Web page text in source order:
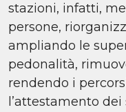
stazioni, infatti,
persone,
ampliando le
pedonalità,
rendendo i
l’attestamento